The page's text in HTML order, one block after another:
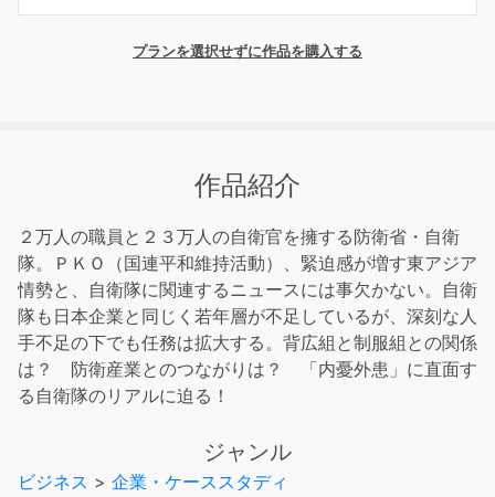
プランを選択せずに作品を購入する
作品紹介
２万人の職員と２３万人の自衛官を擁する防衛省・自衛
隊。ＰＫＯ（国連平和維持活動）、緊迫感が増す東アジア
情勢と、自衛隊に関連するニュースには事欠かない。自衛
隊も日本企業と同じく若年層が不足しているが、深刻な人
手不足の下でも任務は拡大する。背広組と制服組との関係
は？ 防衛産業とのつながりは？ 「内憂外患」に直面す
る自衛隊のリアルに迫る！
ジャンル
ビジネス > 企業・ケーススタディ